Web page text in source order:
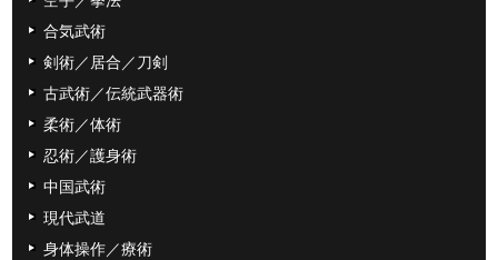
合気武術
剣術／居合／刀剣
古武術／伝統武器術
柔術／体術
忍術／護身術
中国武術
現代武道
身体操作／療術